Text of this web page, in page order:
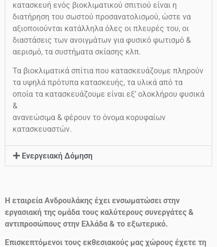
κατασκευή ενός βιοκλιματικού σπιτιού είναι η
διατήρηση του σωστού προσανατολισμού, ώστε να
αξιοποιούνται κατάλληλα όλες οι πλευρές του, οι
διαστάσεις των ανοιγμάτων για φυσικό φωτισμό &
αερισμό, τα συστήματα σκίασης κλπ.
Τα βιοκλιματικά σπίτια που κατασκευάζουμε πληρούν
τα υψηλά πρότυπα κατασκευής, τα υλικά από τα
οποία τα κατασκευάζουμε είναι εξ’ ολοκλήρου φυσικά
&
ανανεώσιμα & φέρουν το όνομα κορυφαίων
κατασκευαστών.
Ενεργειακή Δόμηση
Η εταιρεία Ανδρουλάκης έχει ενσωματώσει στην
εργασιακή της ομάδα τους καλύτερους συνεργάτες &
αντιπροσώπους στην Ελλάδα & το εξωτερικό.
Επισκεπτόμενοι τους εκθεσιακούς μας χώρους έχετε τη